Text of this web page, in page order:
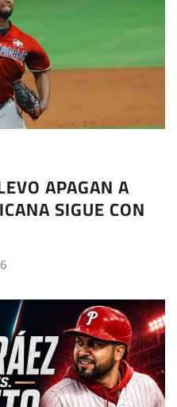
APAGAN A
SIGUE CON